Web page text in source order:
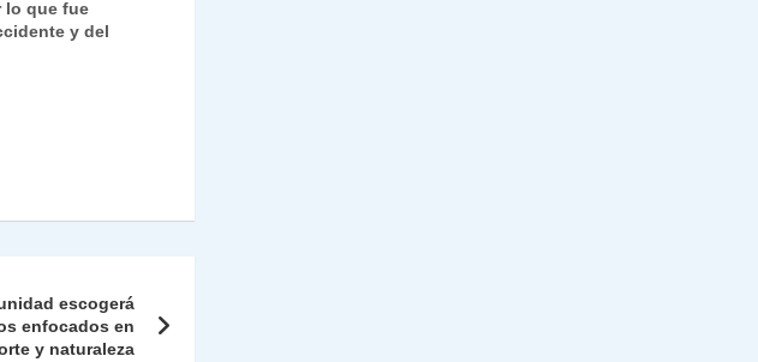
lo que fue
y del
escogerá
enfocados en
y naturaleza